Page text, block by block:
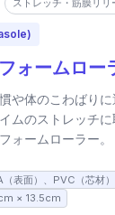
ストレッチ・筋膜リリ
ォームロー
や体のこわばり
ムのストレッチ
ォームローラー。
表面）、PVC（芯材）
× 13.5cm